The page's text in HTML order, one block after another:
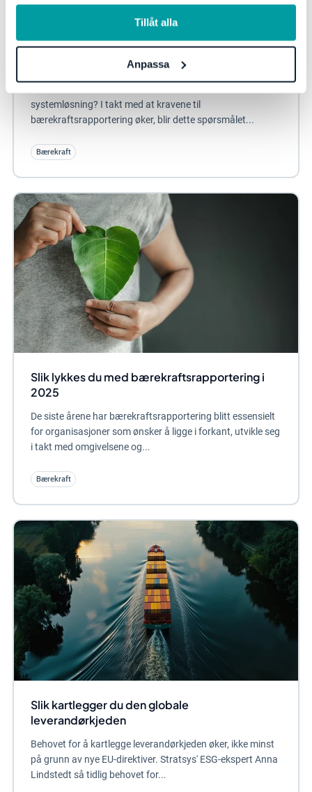
information, se vårintegritetspolicy.
Tillåt alla
Anpassa
CSRD og CSDDD: Mer effektiv rapportering
med samme systemstøtte
systemløsning? I takt med at kravene til
bærekraftsrapportering øker, blir dette spørsmålet...
Bærekraft
Slik lykkes du med bærekraftsrapportering i
2025
De siste årene har bærekraftsrapportering blitt essensielt
for organisasjoner som ønsker å ligge i forkant, utvikle seg
i takt med omgivelsene og...
Bærekraft
Slik kartlegger du den globale
leverandørkjeden
Behovet for å kartlegge leverandørkjeden øker, ikke minst
på grunn av nye EU-direktiver. Stratsys' ESG-ekspert Anna
Lindstedt så tidlig behovet for...